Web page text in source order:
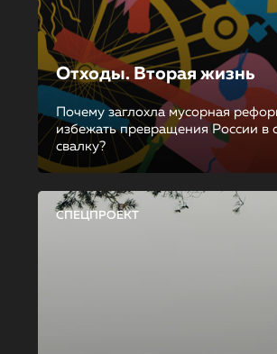
Отходы. Вторая жизнь
Почему заглохла мусорная
избежать превращения России в
свалку?
СПЕЦПРОЕКТ